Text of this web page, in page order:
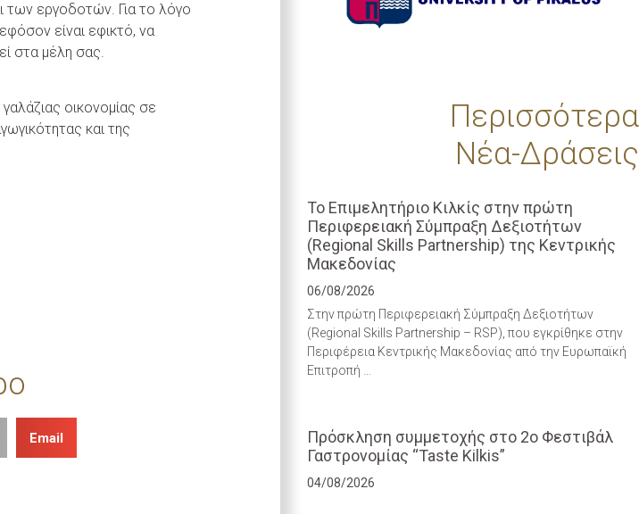
των εργοδοτών. Για το λόγο
είναι εφικτό, να
στα μέλη σας.
οικονομίας σε
και της
Email
Περισσότερα
Νέα-Δράσεις
Το Επιμελητήριο Κιλκίς στην πρώτη
Περιφερειακή Σύμπραξη Δεξιοτήτων
(Regional Skills Partnership) της Κεντρικής
Μακεδονίας
06/08/2026
Στην πρώτη Περιφερειακή Σύμπραξη Δεξιοτήτων
(Regional Skills Partnership – RSP), που εγκρίθηκε στην
Περιφέρεια Κεντρικής Μακεδονίας από την Ευρωπαϊκή
Επιτροπή …
Πρόσκληση συμμετοχής στο 2ο Φεστιβάλ
Γαστρονομίας “Taste Kilkis”
04/08/2026